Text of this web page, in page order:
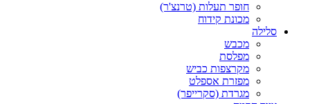
חופר תעלות (טרנצ'ר)
מכונת קידוח
סלילה
מכבש
מפלסת
מקרצפות כביש
מפזרת אספלט
מגרדת (סקרייפר)